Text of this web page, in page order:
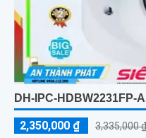
DH-IPC-HDBW2231FP-
2,350,000 ₫ 3,335,000 ₫